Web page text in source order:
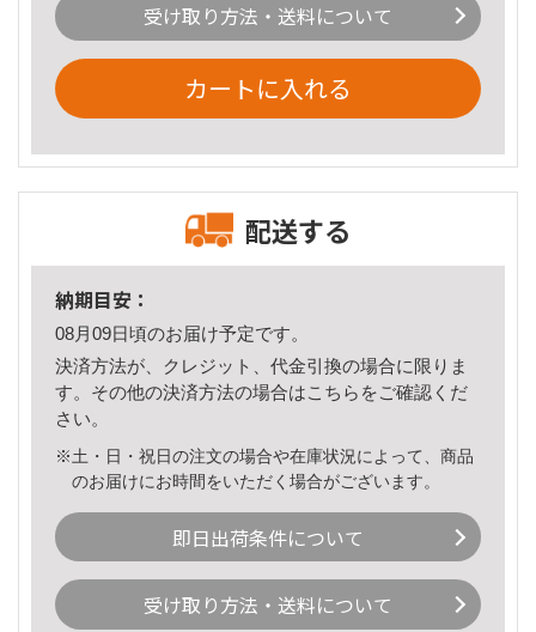
受け取り方法・送料について
カートに入れる
配送する
納期目安：
08月09日頃のお届け予定です。
決済方法が、クレジット、代金引換の場合に限りま
す。その他の決済方法の場合はこちら をご確認くだ
さい。
※土・日・祝日の注文の場合や在庫状況によって、商品
のお届けにお時間をいただく場合がございます。
即日出荷条件について
受け取り方法・送料について